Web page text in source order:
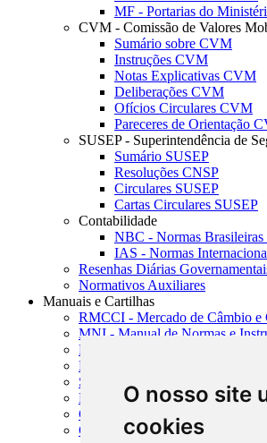
O nosso site
cookies
MF - Portarias do
CVM - Comissão de Valores
Sumário sobre CVM
Instruções CVM
Notas Explicativas CVM
Deliberações CVM
Ofícios Circulares CVM
Pareceres de Orientação
SUSEP - Superintendência de
Sumário SUSEP
Resoluções CNSP
Circulares SUSEP
Cartas Circulares SUSEP
Contabilidade
NBC - Normas Brasileiras
IAS - Normas
Resenhas Diárias
Normativos Auxiliares
Manuais e Cartilhas
RMCCI - Mercado de Câmbio e
MNI - Manual de Normas e
MTVM - Manual de Títulos e
MCR - Manual de Crédito Rural
SISORF - Manual de
MASUP - Manual de Supervisão
CADOC - Catálogo de
CNAE-CONCLA - Classificação